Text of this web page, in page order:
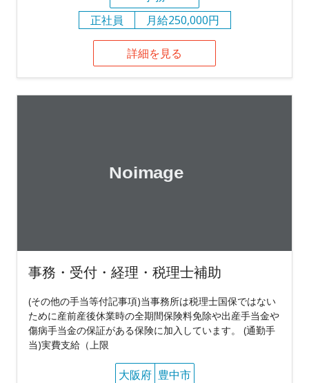
正社員
月給250,000円
詳細を見る
事務・受付・経理・税理士補助
(その他の手当等付記事項)当事務所は税理士国保ではない
ために産前産後休業時の全期間保険料免除や出産手当金や
傷病手当金の保証がある保険に加入しています。 (通勤手
当)実費支給（上限
大阪府 豊中市